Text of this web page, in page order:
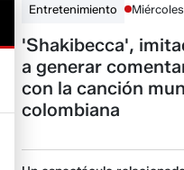
Entretenimiento
'Shakibecca',
a generar
con la canción
colombiana